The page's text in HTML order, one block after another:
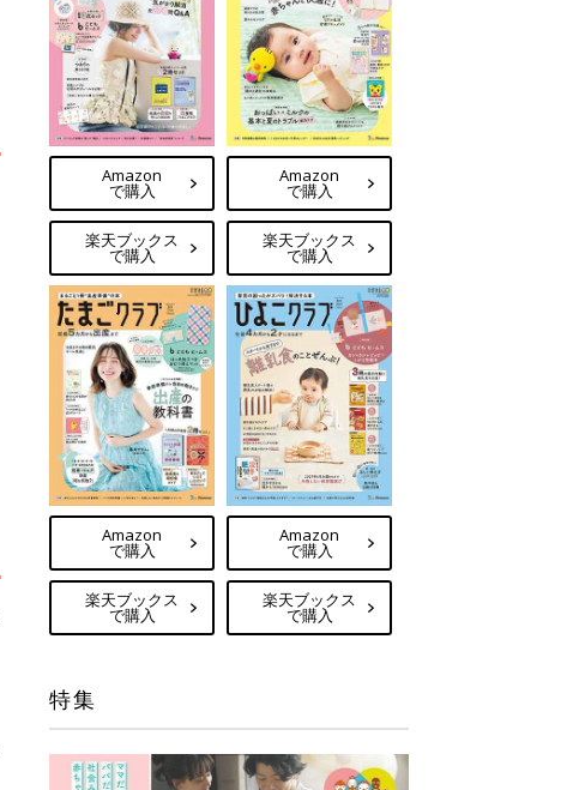
Amazon
で購入
楽天ブックス
で購入
Amazon
で購入
楽天ブックス
で購入
Amazon
で購入
楽天ブックス
で購入
Amazon
で購入
楽天ブックス
で購入
特集